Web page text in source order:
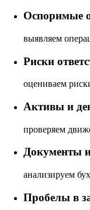
Оспоримые
выявляем
Риски
оцениваем
Активы и
проверяем
Документы и
анализируем
Пробелы в